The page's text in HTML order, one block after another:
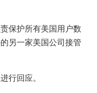
保护所有美国用户数
另一家美国公司接管
行回应。